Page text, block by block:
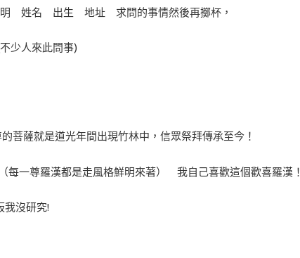
明 姓名 出生 地址 求問的事情然後再擲杯，
少人來此問事)
菩薩就是道光年間出現竹林中，信眾祭拜傳承至今！
一尊羅漢都是走風格鮮明來著） 我自己喜歡這個歡喜羅漢！
我沒研究!